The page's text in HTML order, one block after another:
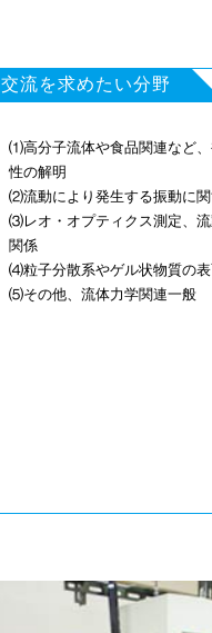
交流を求めたい分野
⑴高分子流体や食品関連など
性の解明
⑵流動により発生する振動に
⑶レオ・オプティクス測定、
関係
⑷粒子分散系やゲル状物質の
⑸その他、流体力学関連一般